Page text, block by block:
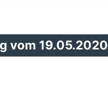
vom 19.05.2020